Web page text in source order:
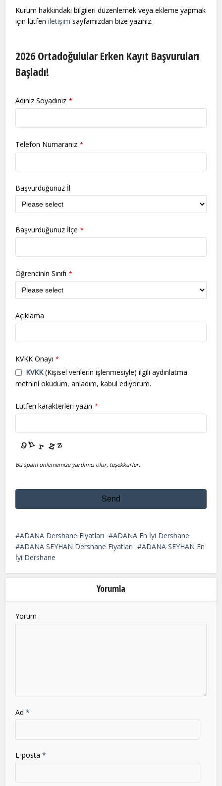
Kurum hakkındaki bilgileri düzenlemek veya ekleme yapmak
için lütfeniletişim sayfamızdan bize yazınız.
2026 Ortadoğulular Erken Kayıt Başvuruları
Başladı!
Adınız Soyadınız *
Telefon Numaranız *
Başvurduğunuz İl
Başvurduğunuz İlçe *
Öğrencinin Sınıfı *
Açıklama
KVKK Onayı *
KVKK(Kişisel verilerin işlenmesiyle) ilgili aydınlatma
metnini okudum, anladım, kabul ediyorum.
Lütfen karakterleri yazın *
Bu spam önlememize yardımcı olur, teşekkürler.
Send
field
should
be
blank
ADANA Dershane Fiyatları
ADANA En İyi Dershane
ADANA SEYHAN Dershane Fiyatları
ADANA SEYHAN En
İyi Dershane
Yorumla
Yorum
Ad*
E-posta*